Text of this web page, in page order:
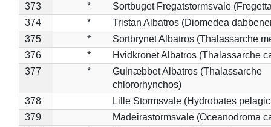
373
*
Sortbuget Fregatstormsvale
374
*
Tristan Albatros (Diomedea
375
*
Sortbrynet Albatros (Thalassarche
376
*
Hvidkronet Albatros (Thalassarche
377
*
Gulnæbbet Albatros (Thalassarche
chlororhynchos)
378
Lille Stormsvale (Hydrobates
379
Madeirastormsvale (Oceanodroma